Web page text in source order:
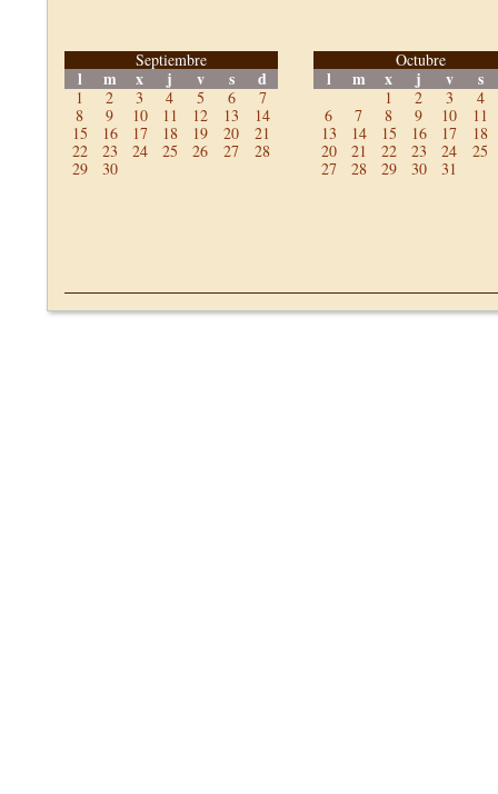
Septiembre
l m x j v s d
1 2 3 4 5 6
7
8
9 10 11 12 13
14
15
16 17 18 19 20
21
22
23 24 25 26 27
28
29
30
Octubre
l m x j v s
1 2 3
4
6
7 8 9 10
11
13
14 15 16 17
18
20
21 22 23 24
25
27
28 29 30 31